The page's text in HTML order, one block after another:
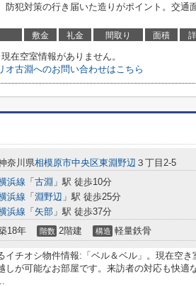
防犯対策の行き届いた造りがポイント。交通
敷金 礼金 間取り 面積
現在空室情報がありません。
オ古淵へのお問い合わせはこちら
奈川県相模原市中央区東淵野辺 ３丁目2-5
浜線 「 古淵 」駅 徒歩10分
浜線 「 淵野辺 」駅 徒歩25分
浜線 「 矢部 」駅 徒歩37分
18年 階数 2階建 構造 軽量鉄骨
イチオシ物件情報:「ベル＆ベル」。現在空
しが可能なお部屋です。来訪者の対応も快適